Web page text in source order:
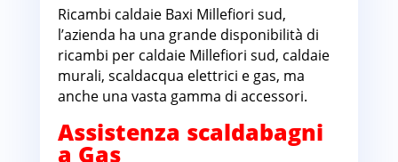
Ricambi caldaie Baxi Millefiori sud,
l’azienda ha una grande disponibilità di
ricambi per caldaie Millefiori sud, caldaie
murali, scaldacqua elettrici e gas, ma
anche una vasta gamma di accessori.
Assistenza scaldabagni
a Gas